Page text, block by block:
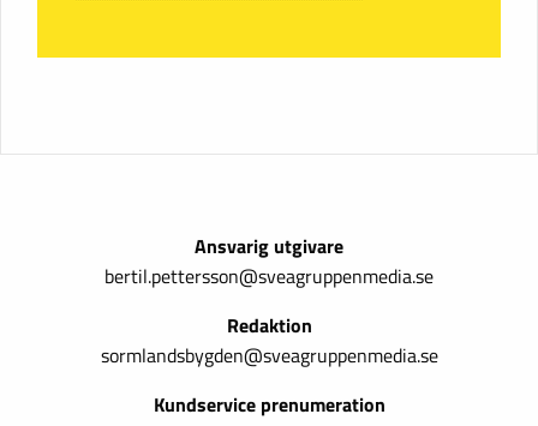
Ansvarig utgivare
bertil.pettersson@sveagruppenmedia.se
Redaktion
sormlandsbygden@sveagruppenmedia.se
Kundservice prenumeration